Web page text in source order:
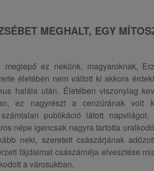
MEGHALT, EGY
meglepő ez nekünk, magyaroknak,
életében nem váltott ki akkora
halála után. Életében viszonylag
ez nagyrészt a cenzúrának volt
publikáció látott
népe igencsak nagyra tartotta
neki, szeretett császárjának
fájdalmat császárnéja elvesztése
a városukban.